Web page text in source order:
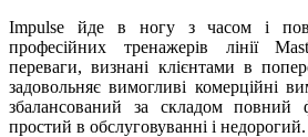
Impulse йде в ногу з часом і
професійних тренажерів лінії
переваги, визнані клієнтами в
задовольняє вимогливі комерційні
збалансований за складом повний
простий в обслуговуванні і недорогий.